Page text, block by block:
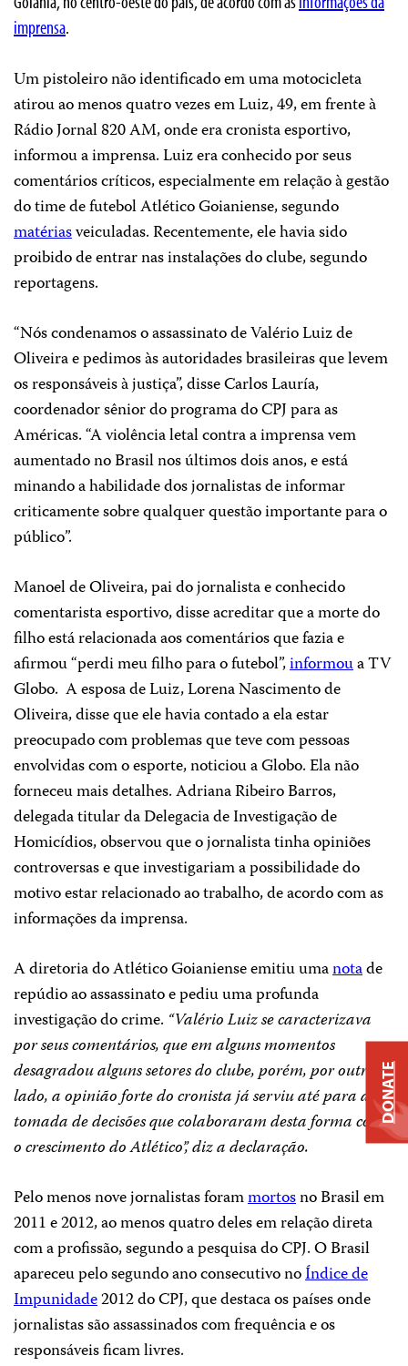
imprensa.
Um pistoleiro não identificado em uma motocicleta
atirou ao menos quatro vezes em Luiz, 49, em frente à
Rádio Jornal 820 AM, onde era cronista esportivo,
informou a imprensa. Luiz era conhecido por seus
comentários críticos, especialmente em relação à gestão
do time de futebol Atlético Goianiense, segundo
matériasveiculadas. Recentemente, ele havia sido
proibido de entrar nas instalações do clube, segundo
reportagens.
“Nós condenamos o assassinato de Valério Luiz de
Oliveira e pedimos às autoridades brasileiras que levem
os responsáveis à justiça”, disse Carlos Lauría,
coordenador sênior do programa do CPJ para as
Américas. “A violência letal contra a imprensa vem
aumentado no Brasil nos últimos dois anos, e está
minando a habilidade dos jornalistas de informar
criticamente sobre qualquer questão importante para o
público”.
Manoel de Oliveira, pai do jornalista e conhecido
comentarista esportivo, disse acreditar que a morte do
filho está relacionada aos comentários que fazia e
afirmou “perdi meu filho para o futebol”,informoua TV
Globo. A esposa de Luiz, Lorena Nascimento de
Oliveira, disse que ele havia contado a ela estar
preocupado com problemas que teve com pessoas
envolvidas com o esporte, noticiou a Globo. Ela não
forneceu mais detalhes. Adriana Ribeiro Barros,
delegada titular da Delegacia de Investigação de
Homicídios, observou que o jornalista tinha opiniões
controversas e que investigariam a possibilidade do
motivo estar relacionado ao trabalho, de acordo com as
informações da imprensa.
A diretoria do Atlético Goianiense emitiu umanotade
repúdio ao assassinato e pediu uma profunda
investigação do crime. “Valério Luiz se caracterizava
por seus comentários, que em alguns momentos
desagradou alguns setores do clube, porém, por outro
lado, a opinião forte do cronista já serviu até para a
tomada de decisões que colaboraram desta forma com
o crescimento do Atlético”, diz a declaração.
Pelo menos nove jornalistas forammortosno Brasil em
2011 e 2012, ao menos quatro deles em relação direta
com a profissão, segundo a pesquisa do CPJ. O Brasil
apareceu pelo segundo ano consecutivo noÍndice de
Impunidade2012 do CPJ, que destaca os países onde
jornalistas são assassinados com frequência e os
responsáveis ficam livres.
DONATE